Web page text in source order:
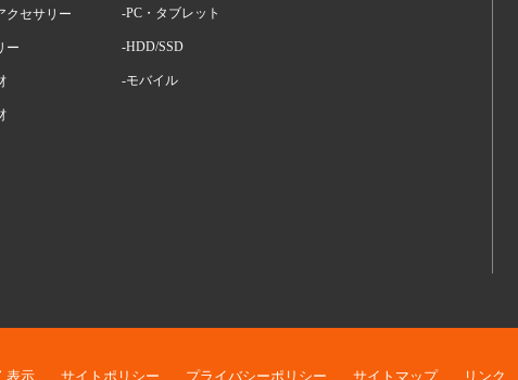
クセサリー
ー
-PC・タブレット
-HDD/SSD
-モバイル
表示 サイトポリシー プライバシーポリシー サイトマップ リンク